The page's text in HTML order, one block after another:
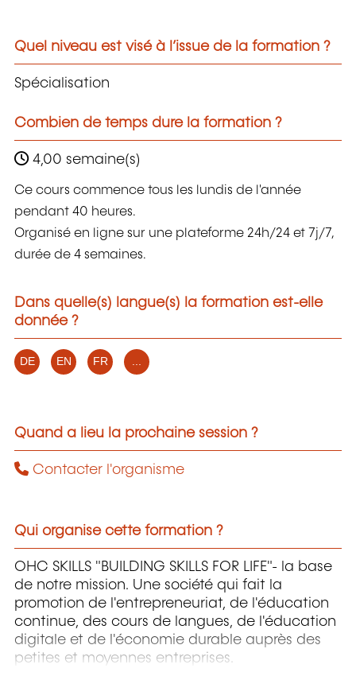
Quel niveau est visé à l’issue de la formation ?
Spécialisation
Combien de temps dure la formation ?
4,00 semaine(s)
Ce cours commence tous les lundis de l'année
pendant 40 heures.
Organisé en ligne sur une plateforme 24h/24 et 7j/7,
durée de 4 semaines.
Dans quelle(s) langue(s) la formation est-elle
donnée ?
DE EN FR
Quand a lieu la prochaine session ?
Contacter l'organisme
Qui organise cette formation ?
OHC SKILLS "BUILDING SKILLS FOR LIFE"- la base
de notre mission. Une société qui fait la
promotion de l'entrepreneuriat, de l'éducation
continue, des cours de langues, de l'éducation
digitale et de l'économie durable auprès des
petites et moyennes entreprises.